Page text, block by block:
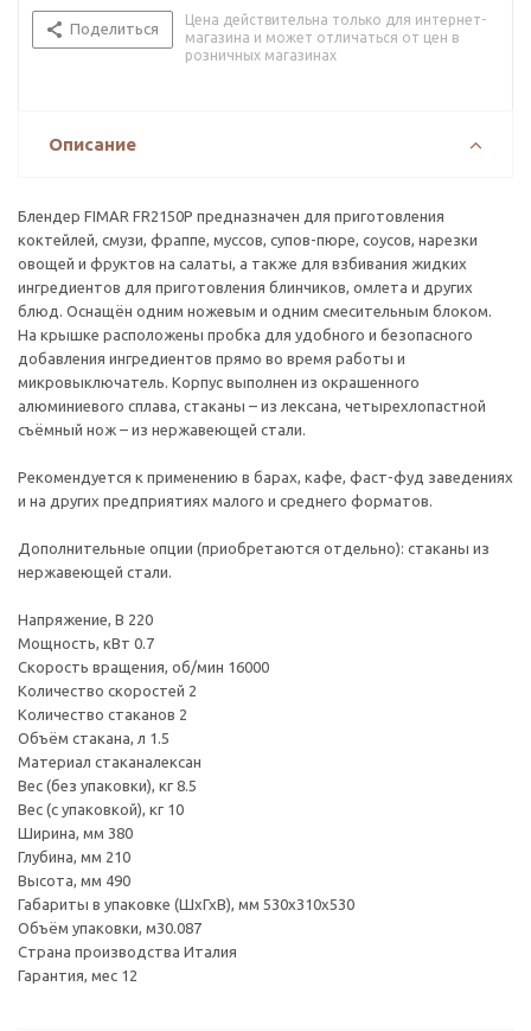
Поделиться
Цена действительна только для интернет-
магазина и может отличаться от цен в
розничных магазинах
Описание
Блендер FIMAR FR2150P предназначен для приготовления
коктейлей, смузи, фраппе, муссов, супов-пюре, соусов, нарезки
овощей и фруктов на салаты, а также для взбивания жидких
ингредиентов для приготовления блинчиков, омлета и других
блюд. Оснащён одним ножевым и одним смесительным блоком.
На крышке расположены пробка для удобного и безопасного
добавления ингредиентов прямо во время работы и
микровыключатель. Корпус выполнен из окрашенного
алюминиевого сплава, стаканы – из лексана, четырехлопастной
съёмный нож – из нержавеющей стали.
Рекомендуется к применению в барах, кафе, фаст-фуд заведениях
и на других предприятиях малого и среднего форматов.
Дополнительные опции (приобретаются отдельно): стаканы из
нержавеющей стали.
Напряжение, В 220
Мощность, кВт 0.7
Скорость вращения, об/мин 16000
Количество скоростей 2
Количество стаканов 2
Объём стакана, л 1.5
Материал стаканалексан
Вес (без упаковки), кг 8.5
Вес (с упаковкой), кг 10
Ширина, мм 380
Глубина, мм 210
Высота, мм 490
Габариты в упаковке (ШхГхВ), мм 530x310x530
Объём упаковки, м30.087
Страна производства Италия
Гарантия, мес 12